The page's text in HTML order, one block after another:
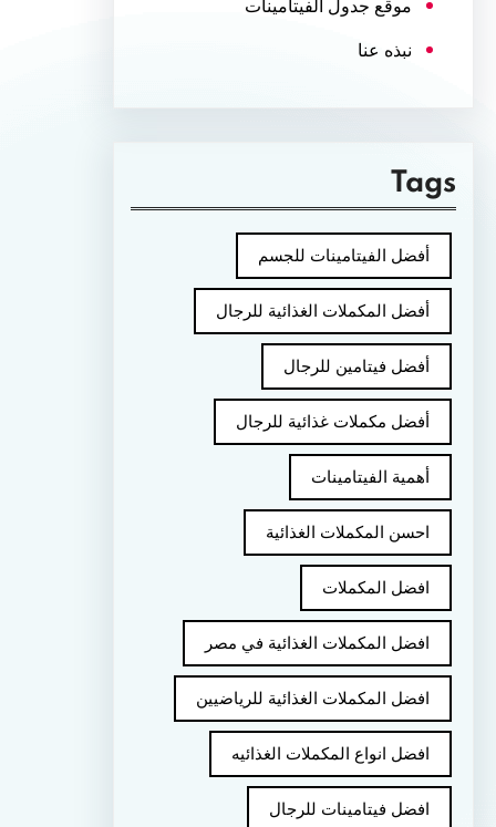
موقع جدول الفيتامينات
نبذه عنا
Tags
أفضل الفيتامينات للجسم
أفضل المكملات الغذائية للرجال
أفضل فيتامين للرجال
أفضل مكملات غذائية للرجال
أهمية الفيتامينات
احسن المكملات الغذائية
افضل المكملات
افضل المكملات الغذائية في مصر
افضل المكملات الغذائية للرياضيين
افضل انواع المكملات الغذائيه
افضل فيتامينات للرجال